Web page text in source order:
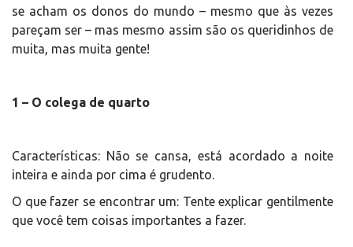
se acham os donos do mundo – mesmo que às vezes
pareçam ser – mas mesmo assim são os queridinhos de
muita, mas muita gente!
1 – O colega de quarto
Características: Não se cansa, está acordado a noite
inteira e ainda por cima é grudento.
O que fazer se encontrar um: Tente explicar gentilmente
que você tem coisas importantes a fazer.